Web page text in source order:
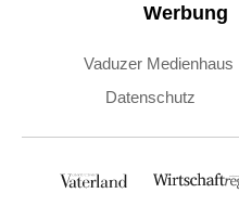
Werbung
Vaduzer Medienhaus
Datenschutz